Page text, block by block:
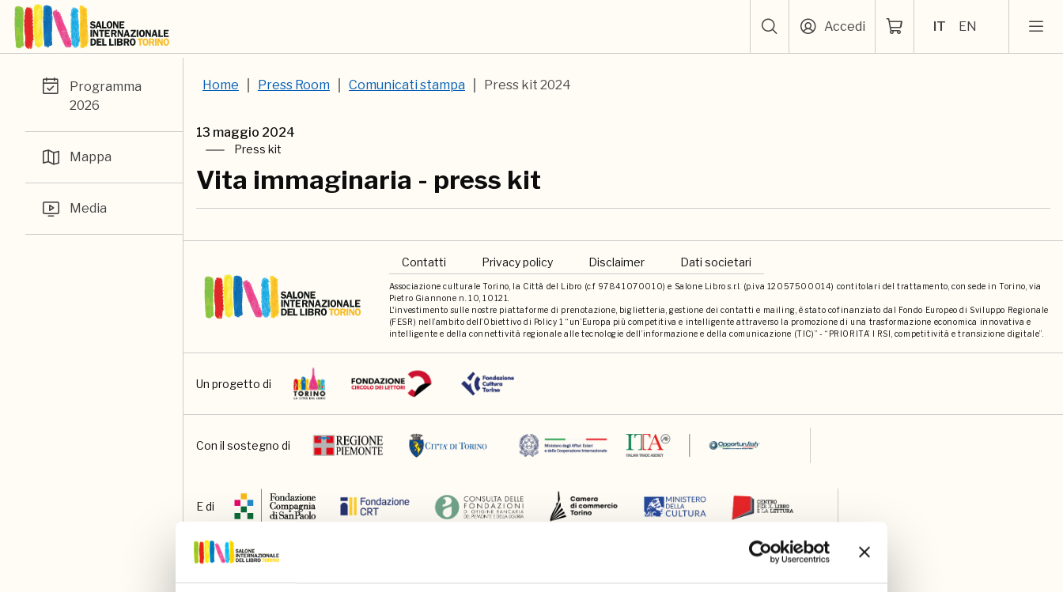
Accedi IT EN
Programma
2026
Mappa
Media
Home Press Room Comunicati stampa Press kit 2024
13 maggio 2024
Press kit
Vita immaginaria - press kit
Associazione culturale Torino, la Città del Libro (c.f 97841070010) e Salone Libro s.r.l. (p.iva 12057500014) contitolari del trattamento, con sede in Torino, via
Pietro Giannone n. 10, 10121.
L'investimento sulle nostre piattaforme di prenotazione, biglietteria, gestione dei contatti e mailing, è stato cofinanziato dal Fondo Europeo di Sviluppo Regionale
(FESR) nell’ambito dell’Obiettivo di Policy 1 “un’Europa più competitiva e intelligente attraverso la promozione di una trasformazione economica innovativa e
intelligente e della connettività regionale alle tecnologie dell’informazione e della comunicazione (TIC)” - “PRIORITA’ I RSI, competitività e transizione digitale”.
Contatti Privacy policy Disclaimer Dati societari
Un progetto di
Con il sostegno di
E di
Main partner